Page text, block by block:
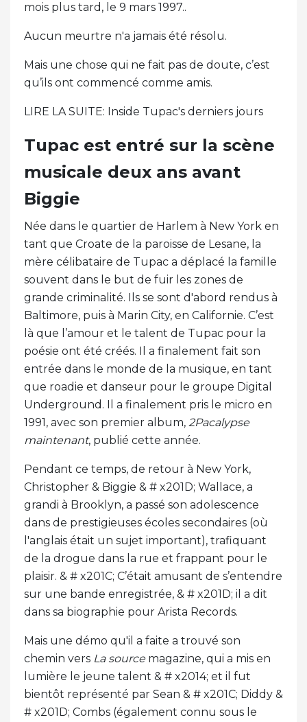
mois plus tard, le 9 mars 1997..
Aucun meurtre n'a jamais été résolu.
Mais une chose qui ne fait pas de doute, c’est
qu’ils ont commencé comme amis.
LIRE LA SUITE: Inside Tupac's derniers jours
Tupac est entré sur la scène
musicale deux ans avant
Biggie
Née dans le quartier de Harlem à New York en
tant que Croate de la paroisse de Lesane, la
mère célibataire de Tupac a déplacé la famille
souvent dans le but de fuir les zones de
grande criminalité. Ils se sont d'abord rendus à
Baltimore, puis à Marin City, en Californie. C’est
là que l’amour et le talent de Tupac pour la
poésie ont été créés. Il a finalement fait son
entrée dans le monde de la musique, en tant
que roadie et danseur pour le groupe Digital
Underground. Il a finalement pris le micro en
1991, avec son premier album, 2Pacalypse
maintenant, publié cette année.
Pendant ce temps, de retour à New York,
Christopher & Biggie & # x201D; Wallace, a
grandi à Brooklyn, a passé son adolescence
dans de prestigieuses écoles secondaires (où
l'anglais était un sujet important), trafiquant
de la drogue dans la rue et frappant pour le
plaisir. & # x201C; C’était amusant de s’entendre
sur une bande enregistrée, & # x201D; il a dit
dans sa biographie pour Arista Records.
Mais une démo qu'il a faite a trouvé son
chemin vers La sourcemagazine, qui a mis en
lumière le jeune talent & # x2014; et il fut
bientôt représenté par Sean & # x201C; Diddy &
# x201D; Combs (également connu sous le